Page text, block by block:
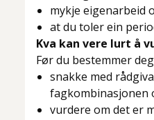
mykje eigenarbeid
at du toler ein
Kva kan vere lurt å
Før du bestemmer
snakke med
fagkombinasjonen
vurdere om det er